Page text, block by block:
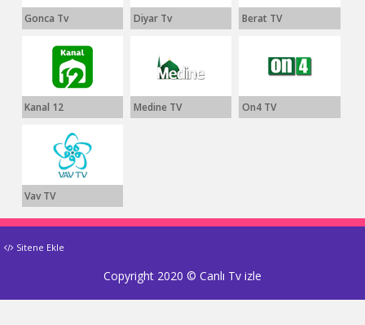
Gonca Tv Diyar Tv Berat TV
Kanal 12 Medine TV On4 TV
Vav TV
Sitene Ekle
Copyright 2020 © Canlı Tv izle